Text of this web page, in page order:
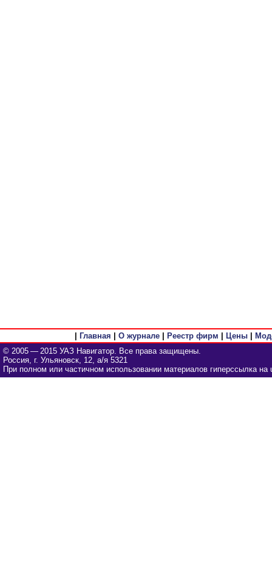
Главная О журнале| Реестр фирм Цены|
© 2005 — 2015 УАЗ Навигатор. Все права защищены.
Россия, г. Ульяновск, 12, а/я 5321
При полном или частичном использовании материалов гиперссылка на